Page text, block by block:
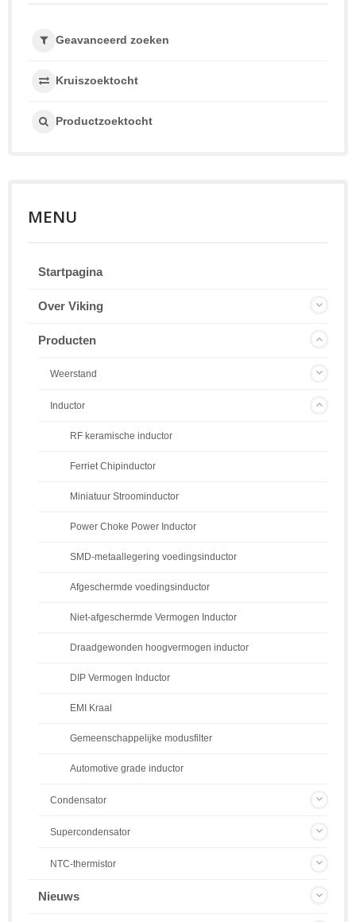
Geavanceerd zoeken
Kruiszoektocht
Productzoektocht
MENU
Startpagina
Over Viking
Producten
Weerstand
Inductor
RF keramische inductor
Ferriet Chipinductor
Miniatuur Stroominductor
Power Choke Power Inductor
SMD-metaallegering voedingsinductor
Afgeschermde voedingsinductor
Niet-afgeschermde Vermogen Inductor
Draadgewonden hoogvermogen inductor
DIP Vermogen Inductor
EMI Kraal
Gemeenschappelijke modusfilter
Automotive grade inductor
Condensator
Supercondensator
NTC-thermistor
Nieuws